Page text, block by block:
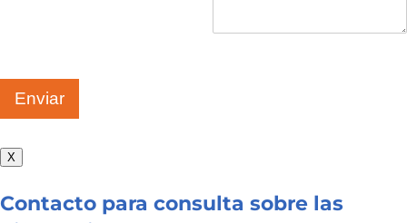
Enviar
X
Contacto para consulta sobre las